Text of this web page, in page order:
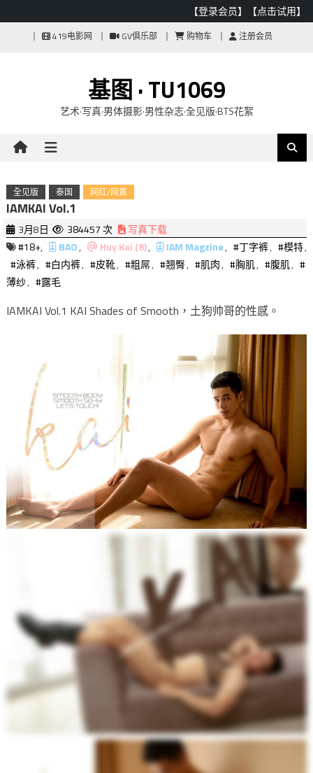
【登录会员】 【点击试用】
419电影网 GV俱乐部 购物车 注册会员
基图 · TU1069
艺术·写真·男体摄影·男性杂志·全见版·BTS花絮
全见版 泰国 网红/网黄
IAMKAI Vol.1
3月8日 384457 次
写真下载
#18+, BAO, Huy Kai (8), IAM Magzine, #丁字裤, #模特,
#泳裤, #白内裤, #皮靴, #粗屌, #翘臀, #肌肉, #胸肌, #腹肌, #
薄纱, #露毛
IAMKAI Vol.1 KAI Shades of Smooth，土狗帅哥的性感。